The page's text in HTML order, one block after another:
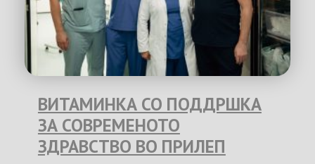
ВИТАМИНКА СО ПОДДРШКА
ЗА СОВРЕМЕНОТО
ЗДРАВСТВО ВО ПРИЛЕП